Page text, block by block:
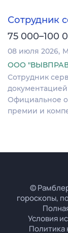
Сотрудник
75 000–100
08 июля 2026
ООО
Сотрудник
Официальное
премии и
©
гороскопы,
Условия
Политика